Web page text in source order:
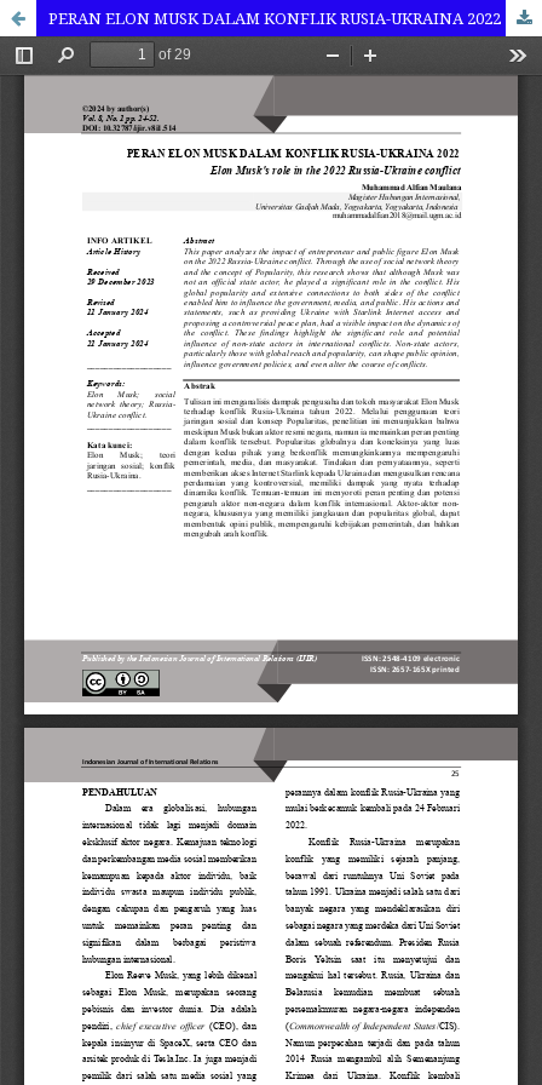
PERAN ELON MUSK DALAM KONFLIK RUSIA-UKRAINA 2022